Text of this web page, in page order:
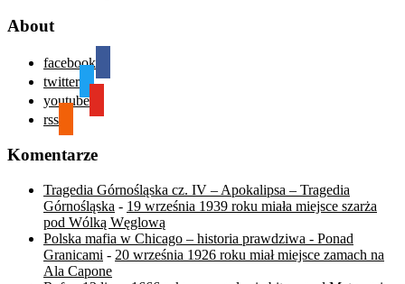
About
facebook
twitter
youtube
rss
Komentarze
Tragedia Górnośląska cz. IV – Apokalipsa – Tragedia
Górnośląska - 19 września 1939 roku miała miejsce szarża
pod Wólką Węglową
Polska mafia w Chicago – historia prawdziwa - Ponad
Granicami - 20 września 1926 roku miał miejsce zamach na
Ala Capone